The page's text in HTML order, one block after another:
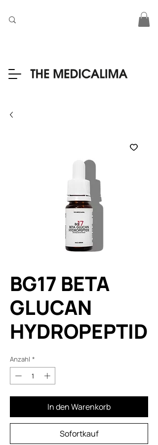
BG17 BETA
GLUCAN
HYDROPEPTID
Anzahl *
In den Warenkorb
Sofortkauf